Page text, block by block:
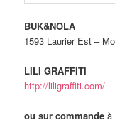
BUK&NOLA
1593 Laurier Est –
LILI GRAFFITI
http://liligraffiti.com/
ou sur commande à